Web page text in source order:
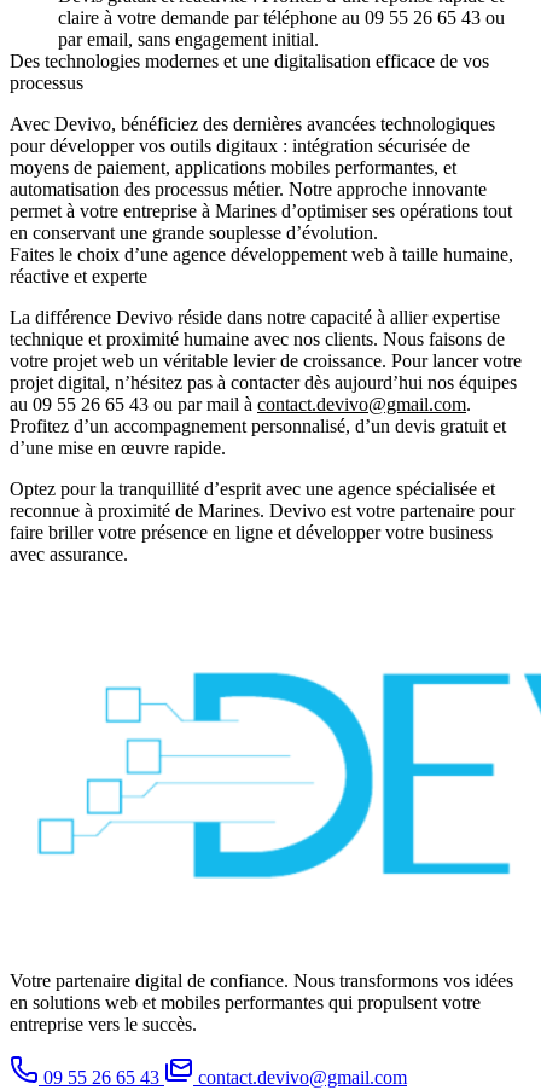
claire à votre demande par téléphone au 09 55 26 65 43 ou
par email, sans engagement initial.
Des technologies modernes et une digitalisation efficace de vos
processus
Avec Devivo, bénéficiez des dernières avancées technologiques
pour développer vos outils digitaux : intégration sécurisée de
moyens de paiement, applications mobiles performantes, et
automatisation des processus métier. Notre approche innovante
permet à votre entreprise à Marines d’optimiser ses opérations tout
en conservant une grande souplesse d’évolution.
Faites le choix d’une agence développement web à taille humaine,
réactive et experte
La différence Devivo réside dans notre capacité à allier expertise
technique et proximité humaine avec nos clients. Nous faisons de
votre projet web un véritable levier de croissance. Pour lancer votre
projet digital, n’hésitez pas à contacter dès aujourd’hui nos équipes
au 09 55 26 65 43 ou par mail à contact.devivo@gmail.com.
Profitez d’un accompagnement personnalisé, d’un devis gratuit et
d’une mise en œuvre rapide.
Optez pour la tranquillité d’esprit avec une agence spécialisée et
reconnue à proximité de Marines. Devivo est votre partenaire pour
faire briller votre présence en ligne et développer votre business
avec assurance.
Votre partenaire digital de confiance. Nous transformons vos idées
en solutions web et mobiles performantes qui propulsent votre
entreprise vers le succès.
09 55 26 65 43
contact.devivo@gmail.com